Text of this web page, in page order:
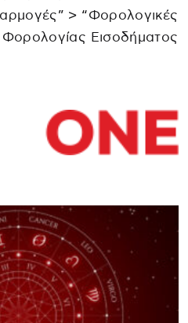
> “Φορολογικές
Εισοδήματος